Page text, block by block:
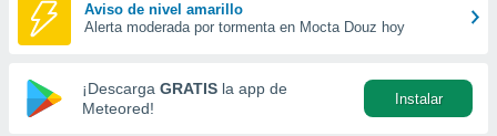
y
forma
digital
basada
Aviso de nivel amarillo
Alerta moderada por tormenta en Mocta Douz hoy
¡Descarga GRATIS la app de
Meteored!
Instalar